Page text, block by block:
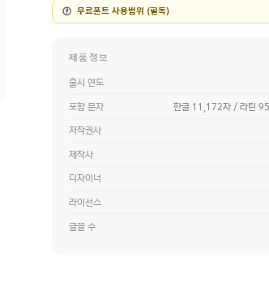
무료폰트 사용범위 (필독)
제품정보
출시 연도
포함 문자 한글 11,172자 / 라틴
저작권사
제작사
디자이너
라이선스
글꼴 수